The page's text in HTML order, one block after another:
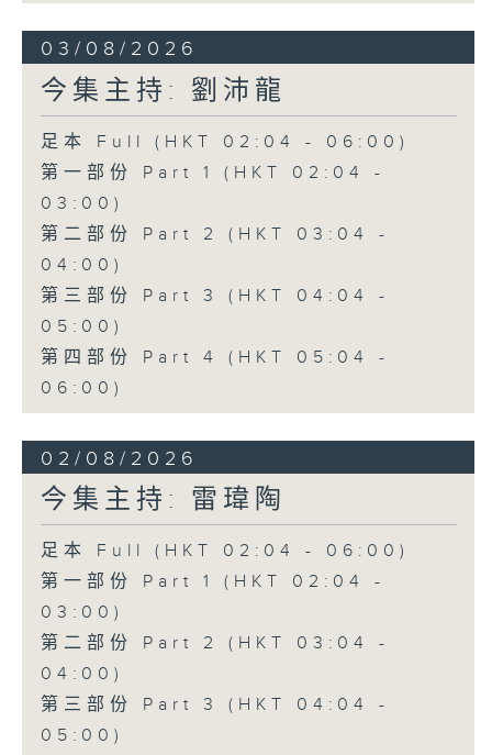
03/08/2026
今集主持: 劉沛龍
足本 Full (HKT 02:04 - 06:00)
第一部份 Part 1 (HKT 02:04 -
03:00)
第二部份 Part 2 (HKT 03:04 -
04:00)
第三部份 Part 3 (HKT 04:04 -
05:00)
第四部份 Part 4 (HKT 05:04 -
06:00)
02/08/2026
今集主持: 雷瑋陶
足本 Full (HKT 02:04 - 06:00)
第一部份 Part 1 (HKT 02:04 -
03:00)
第二部份 Part 2 (HKT 03:04 -
04:00)
第三部份 Part 3 (HKT 04:04 -
05:00)